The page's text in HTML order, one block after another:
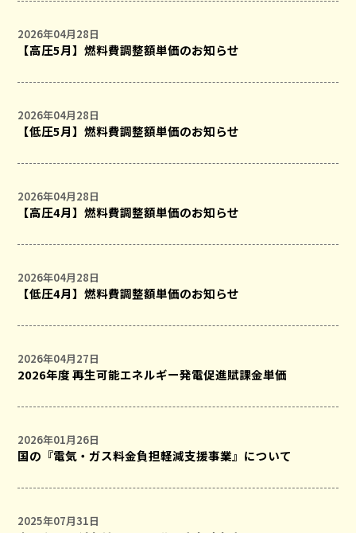
2026年04月28日
【高圧5月】燃料費調整額単価のお知らせ
2026年04月28日
【低圧5月】燃料費調整額単価のお知らせ
2026年04月28日
【高圧4月】燃料費調整額単価のお知らせ
2026年04月28日
【低圧4月】燃料費調整額単価のお知らせ
2026年04月27日
2026年度 再生可能エネルギー発電促進賦課金単価
2026年01月26日
国の『電気・ガス料金負担軽減支援事業』について
2025年07月31日